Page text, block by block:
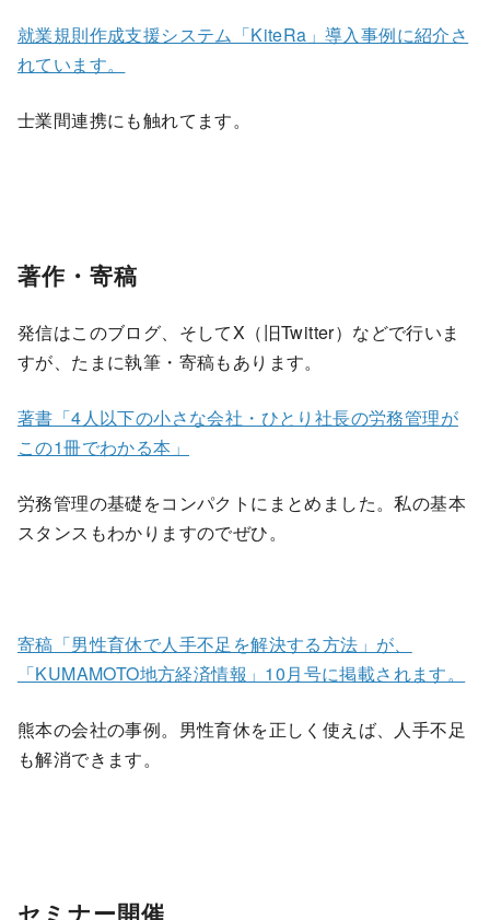
就業規則作成支援システム「KiteRa」導入事例に紹介さ
れています。
士業間連携にも触れてます。
著作・寄稿
発信はこのブログ、そしてX（旧Twitter）などで行いま
すが、たまに執筆・寄稿もあります。
著書「4人以下の小さな会社・ひとり社長の労務管理が
この1冊でわかる本」
労務管理の基礎をコンパクトにまとめました。私の基本
スタンスもわかりますのでぜひ。
寄稿「男性育休で人手不足を解決する方法」が、
「KUMAMOTO地方経済情報」10月号に掲載されます。
熊本の会社の事例。男性育休を正しく使えば、人手不足
も解消できます。
セミナー開催